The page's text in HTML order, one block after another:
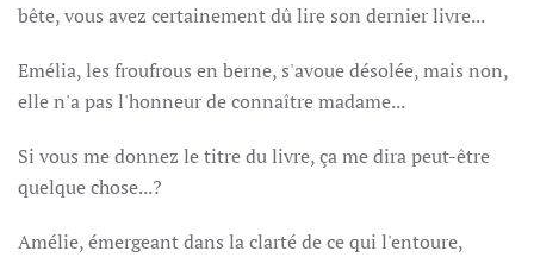
bête, vous avez certainement dû lire son dernier livre...
Emélia, les froufrous en berne, s'avoue désolée, mais non,
elle n'a pas l'honneur de connaître madame...
Si vous me donnez le titre du livre, ça me dira peut-être
quelque chose...?
Amélie, émergeant dans la clarté de ce qui l'entoure,